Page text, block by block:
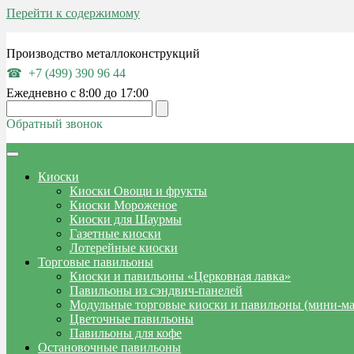
Перейти к содержимому
Производство металлоконструкций
+7 (499) 390 96 44
Ежедневно с 8:00 до 17:00
Обратный звонок
Киоски
Киоски Овощи и фрукты
Киоски Мороженое
Киоски для Шаурмы
Газетные киоски
Лотерейные киоски
Торговые павильоны
Киоски и павильоны «Церковная лавка»
Павильоны из сэндвич-панелей
Модульные торговые киоски и павильоны (мини-
Цветочные павильоны
Павильоны для кофе
Остановочные павильоны